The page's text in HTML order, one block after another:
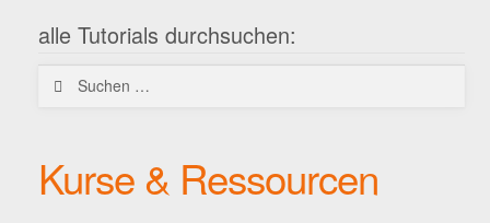
alle Tutorials durchsuchen:
Suchen
nach:
Kurse & Ressourcen